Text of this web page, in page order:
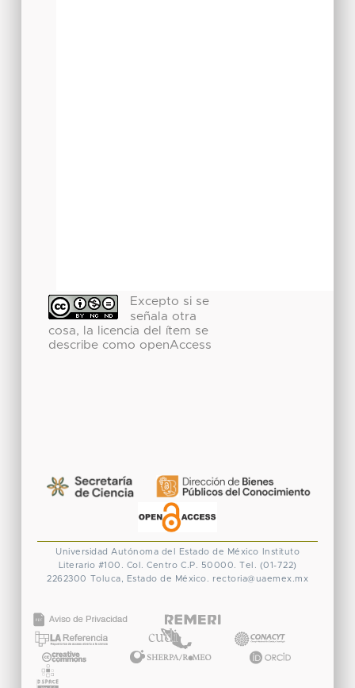
Excepto si se
señala otra
cosa, la licencia del ítem se
describe como openAccess
Universidad Autónoma del Estado de México
Instituto
Literario #100. Col. Centro C.P. 50000. Tel. (01-722)
2262300 Toluca, Estado de México. rectoria@uaemex.mx